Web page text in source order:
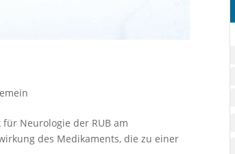
Neurologie der RUB am
des Medikaments, die zu einer